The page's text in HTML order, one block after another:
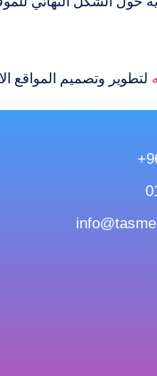
لتطوير وتصميم المواقع